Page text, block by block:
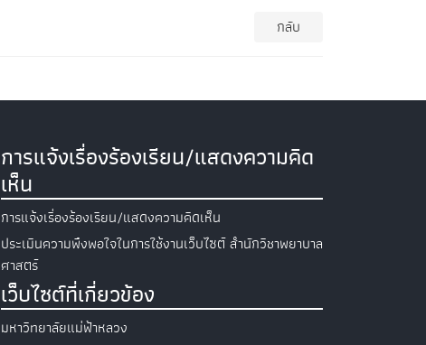
กลับ
การแจ้งเรื่องร้องเรียน/แสดงความคิด
เห็น
การแจ้งเรื่องร้องเรียน/แสดงความคิดเห็น
ประเมินความพึงพอใจในการใช้งานเว็บไซต์ สำนักวิชาพยาบาล
ศาสตร์
เว็บไซต์ที่เกี่ยวข้อง
มหาวิทยาลัยแม่ฟ้าหลวง